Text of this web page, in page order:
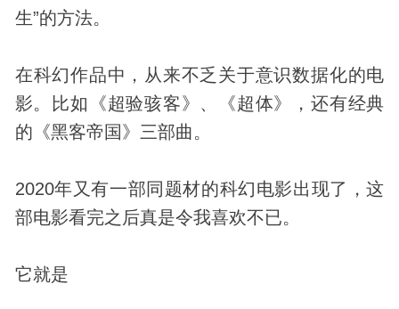
生”的方法。
在科幻作品中，从来不乏关于意识数据化的电
影。比如《超验骇客》、《超体》，还有经典
的《黑客帝国》三部曲。
2020年又有一部同题材的科幻电影出现了，这
部电影看完之后真是令我喜欢不已。
它就是